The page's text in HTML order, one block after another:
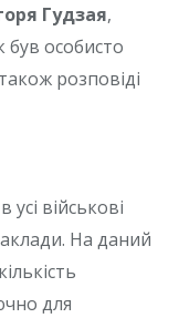
Гудзая,
був особисто
розповіді
військові
На даний
для